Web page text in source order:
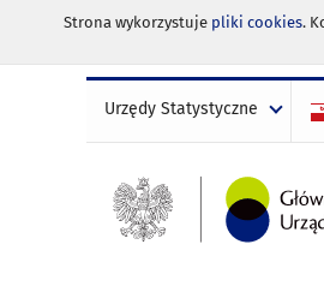
Strona wykorzystuje pliki cookies.
Urzędy Statystyczne